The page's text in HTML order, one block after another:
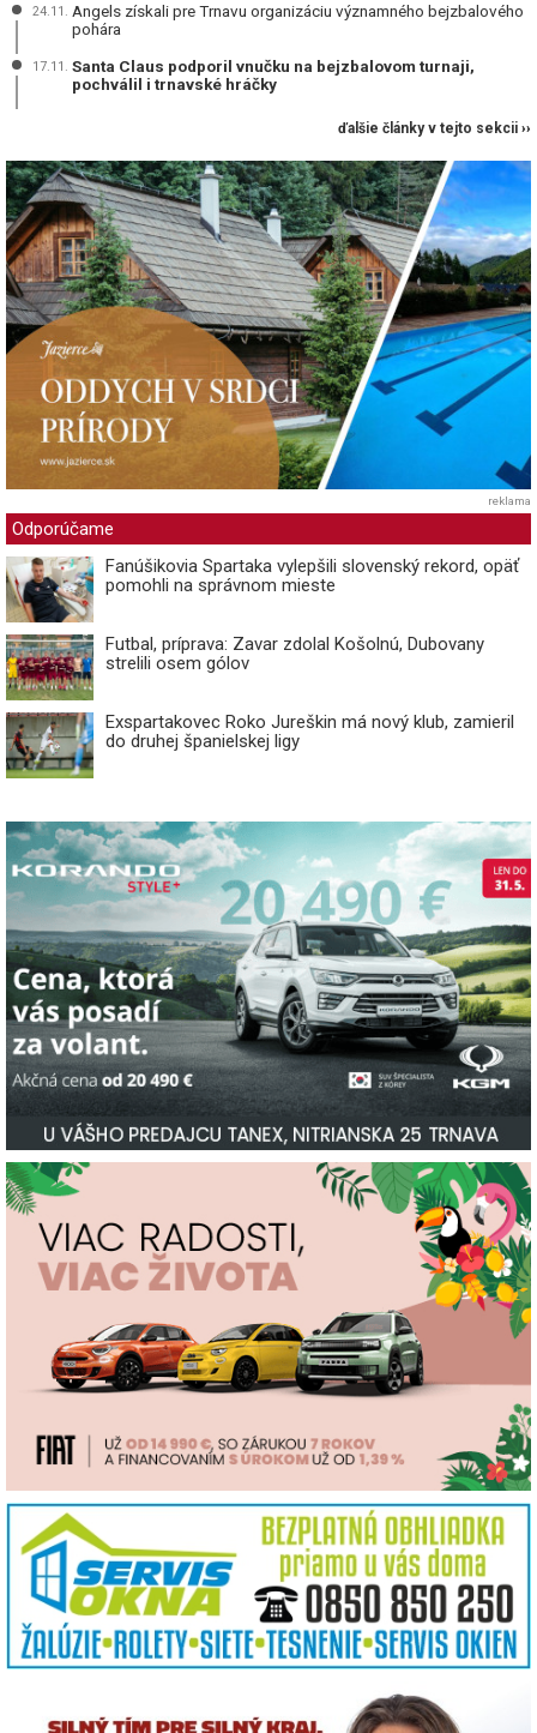
24.11. Angels získali pre Trnavu organizáciu významného bejzbalového
pohára
17.11. Santa Claus podporil vnučku na bejzbalovom turnaji,
pochválil i trnavské hráčky
ďalšie články v tejto sekcii ››
reklama
Odporúčame
Fanúšikovia Spartaka vylepšili slovenský rekord, opäť
pomohli na správnom mieste
Futbal, príprava: Zavar zdolal Košolnú, Dubovany
strelili osem gólov
Exspartakovec Roko Jureškin má nový klub, zamieril
do druhej španielskej ligy